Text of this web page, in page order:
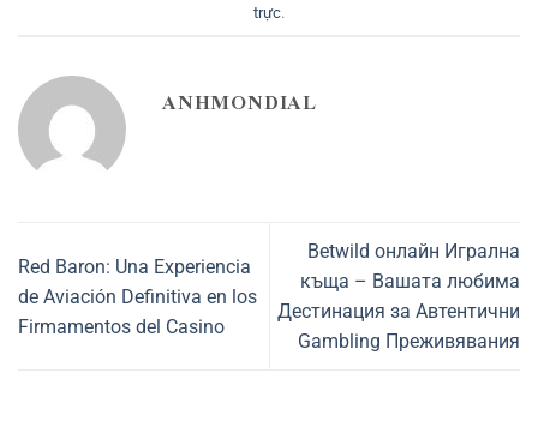
trực.
ANHMONDIAL
Red Baron: Una Experiencia
de Aviación Definitiva en los
Firmamentos del Casino
Betwild онлайн Игрална
къща – Вашата любима
Дестинация за Автентични
Gambling Преживявания